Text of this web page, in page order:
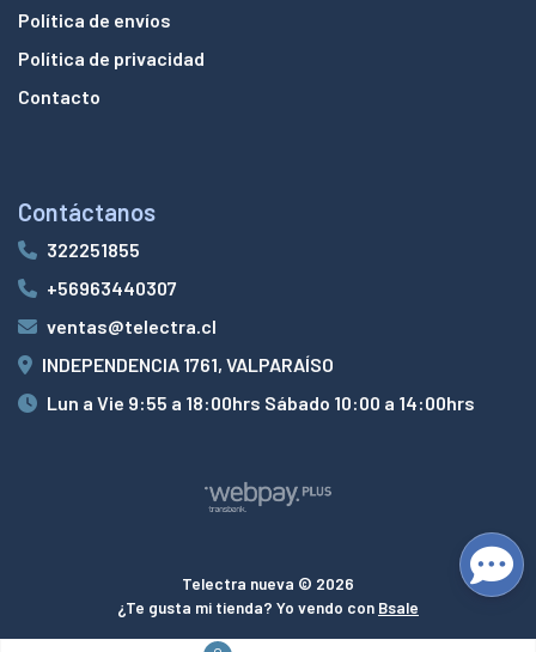
Política de envíos
Política de privacidad
Contacto
Contáctanos
322251855
+56963440307
ventas@telectra.cl
INDEPENDENCIA 1761, VALPARAÍSO
Lun a Vie 9:55 a 18:00hrs Sábado 10:00 a 14:00hrs
Telectra nueva © 2026
¿Te gusta mi tienda? Yo vendo con Bsale